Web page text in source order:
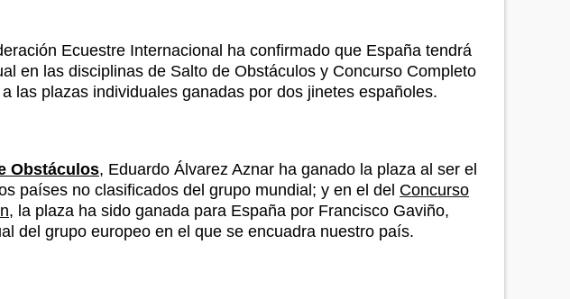
Ecuestre Internacional ha confirmado que España tendrá
en las disciplinas de Salto de Obstáculos y Concurso Completo
las plazas individuales ganadas por dos jinetes españoles.
Obstáculos, Eduardo Álvarez Aznar ha ganado la plaza al ser el
países no clasificados del grupo mundial; y en el del Concurso
, la plaza ha sido ganada para España por Francisco Gaviño,
del grupo europeo en el que se encuadra nuestro país.